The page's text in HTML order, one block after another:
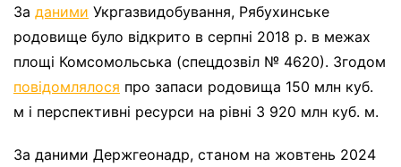
За даними Укргазвидобування, Рябухинське
родовище було відкрито в серпні 2018 р. в межах
площі Комсомольська (спецдозвіл № 4620). Згодом
повідомлялося про запаси родовища 150 млн куб.
м і перспективні ресурси на рівні 3 920 млн куб. м.
За даними Держгеонадр, станом на жовтень 2024